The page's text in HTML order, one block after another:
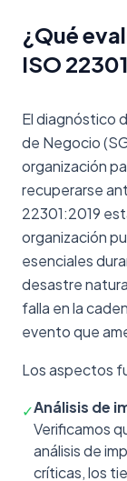
¿Qué
ISO
El diagnóstico
de Negocio
organización
recuperarse
22301:2019
organización
esenciales
desastre
falla en la
evento que
Los aspectos
✓Análisis de
Verificamos
análisis de
críticas, los